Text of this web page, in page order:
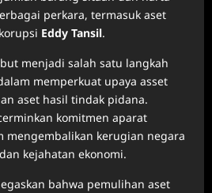
perkara, termasuk aset
Eddy Tansil.
menjadi salah satu langkah
memperkuat upaya asset
aset hasil tindak pidana.
komitmen aparat
mengembalikan kerugian negara
kejahatan ekonomi.
bahwa pemulihan aset